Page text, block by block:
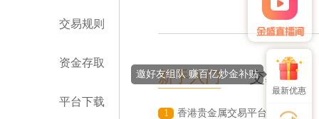
最新优惠
邀好友组队 赚百亿炒金补贴
交易规则
资金存取
平台下载
新手入门 交易问题
1 香港贵金属交易平台